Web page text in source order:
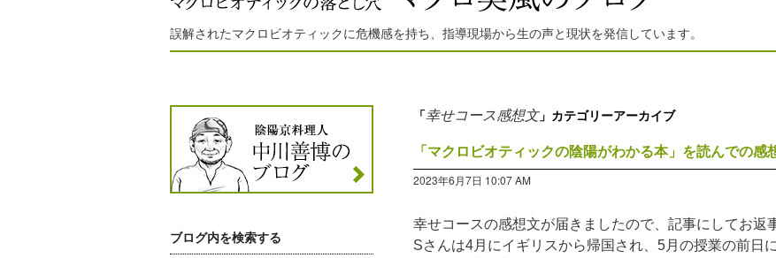
誤解されたマクロビオティックに危機感を持ち、指導現場から生の声と現状を発信しています。
「幸せコース感想文」カテゴリーアーカイブ
「マクロビオティックの陰陽がわかる本」を読んでの感
2023年6月7日 10:07 AM
幸せコースの感想文が届きましたので、記事にしてお返
Sさんは4月にイギリスから帰国され、5月の授業の前日
ブログ内を検索する